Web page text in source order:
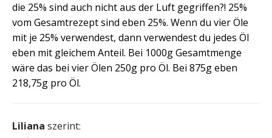
die 25% sind auch nicht aus der Luft gegriffen?! 25%
vom Gesamtrezept sind eben 25%. Wenn du vier Öle
mit je 25% verwendest, dann verwendest du jedes Öl
eben mit gleichem Anteil. Bei 1000g Gesamtmenge
wäre das bei vier Ölen 250g pro Öl. Bei 875g eben
218,75g pro Öl.
Liliana szerint: